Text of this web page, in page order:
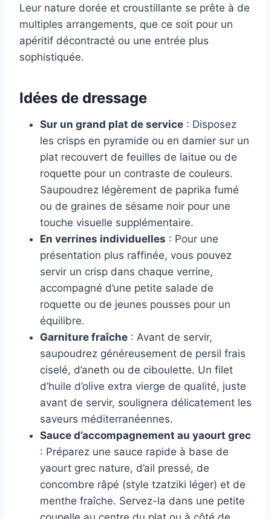
Leur nature dorée et croustillante se prête à de
multiples arrangements, que ce soit pour un
apéritif décontracté ou une entrée plus
sophistiquée.
Idées de dressage
Sur un grand plat de service : Disposez
les crisps en pyramide ou en damier sur un
plat recouvert de feuilles de laitue ou de
roquette pour un contraste de couleurs.
Saupoudrez légèrement de paprika fumé
ou de graines de sésame noir pour une
touche visuelle supplémentaire.
En verrines individuelles : Pour une
présentation plus raffinée, vous pouvez
servir un crisp dans chaque verrine,
accompagné d’une petite salade de
roquette ou de jeunes pousses pour un
équilibre.
Garniture fraîche : Avant de servir,
saupoudrez généreusement de persil frais
ciselé, d’aneth ou de ciboulette. Un filet
d’huile d’olive extra vierge de qualité, juste
avant de servir, soulignera délicatement les
saveurs méditerranéennes.
Sauce d’accompagnement au yaourt grec
: Préparez une sauce rapide à base de
yaourt grec nature, d’ail pressé, de
concombre râpé (style tzatziki léger) et de
menthe fraîche. Servez-la dans une petite